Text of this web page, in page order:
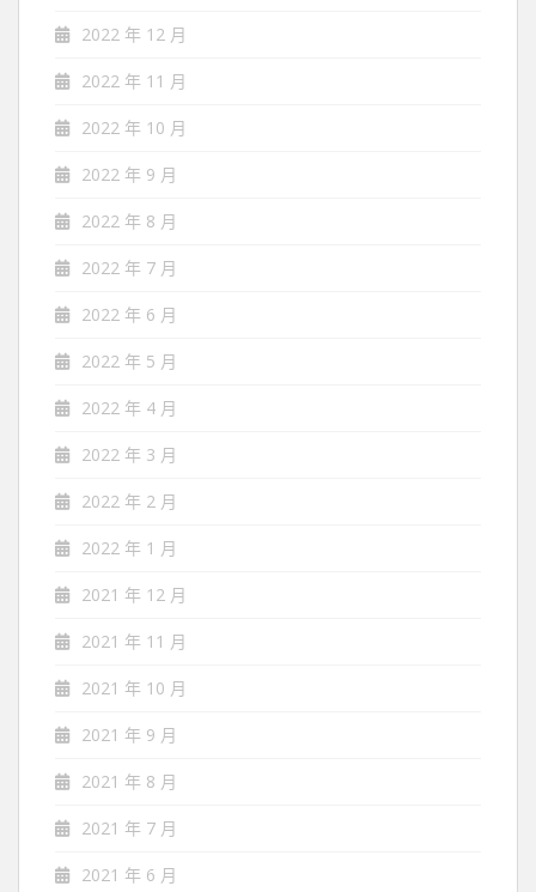
2022 年 12 月
2022 年 11 月
2022 年 10 月
2022 年 9 月
2022 年 8 月
2022 年 7 月
2022 年 6 月
2022 年 5 月
2022 年 4 月
2022 年 3 月
2022 年 2 月
2022 年 1 月
2021 年 12 月
2021 年 11 月
2021 年 10 月
2021 年 9 月
2021 年 8 月
2021 年 7 月
2021 年 6 月